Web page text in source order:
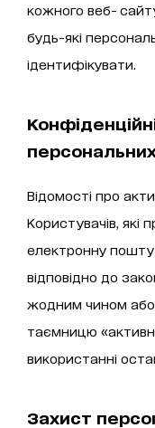
кожного веб-
будь-які
ідентифікувати.
Відомості про
Користувачів, які
електронну
відповідно до
жодним чином
таємницю
використанні
Захист